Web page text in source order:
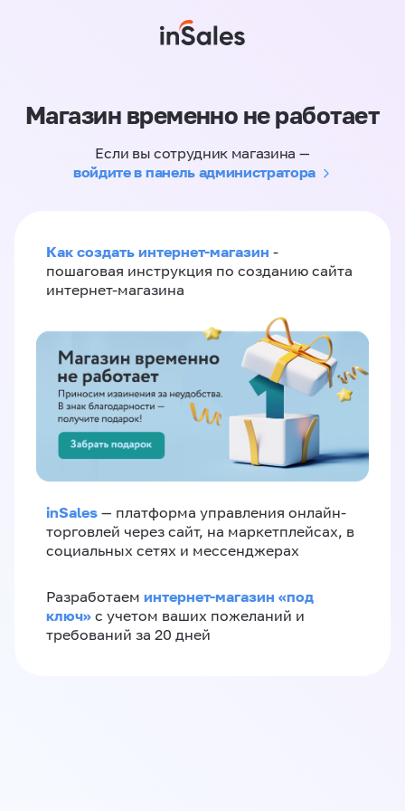
Магазин временно не работает
Если вы сотрудник магазина —
войдите в панель администратора
Как создать интернет-магазин -
пошаговая инструкция по созданию сайта
интернет-магазина
inSales — платформа управления онлайн-
торговлей через сайт, на маркетплейсах, в
социальных сетях и мессенджерах
Разработаем интернет-магазин «‎под
ключ»‎ с учетом ваших пожеланий и
требований за 20 дней